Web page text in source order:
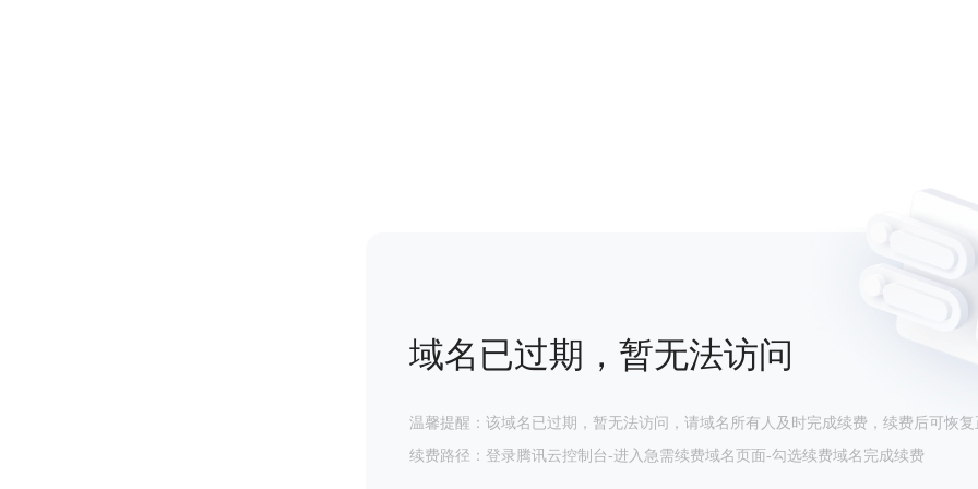
域名已过期，暂无法访问
温馨提醒：该域名已过期，暂无法访问，请域名所有人及时完成续费，续费后可恢复
续费路径：登录腾讯云控制台-进入急需续费域名页面-勾选续费域名完成续费